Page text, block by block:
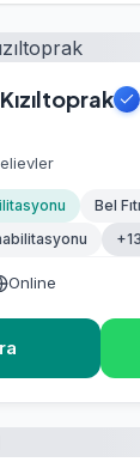
Bel
+13
Online